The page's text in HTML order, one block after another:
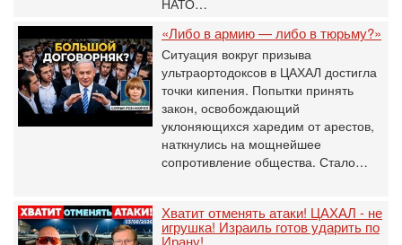
«Либо в армию — либо в тюрьму?»
Ситуация вокруг призыва
ультраортодоксов в ЦАХАЛ достигла
точки кипения. Попытки принять
закон, освобождающий
уклоняющихся харедим от арестов,
наткнулись на мощнейшее
сопротивление общества. Стало…
Хватит отменять атаки! ЦАХАЛ - не
игрушка! Израиль готов ударить по
Ирану!